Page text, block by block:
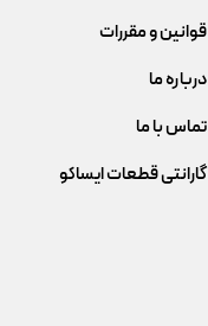
قوانین و مقررات
درباره ما
تماس با ما
گارانتی قطعات ایساکو